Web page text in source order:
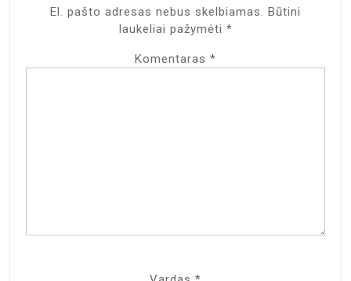
El. pašto adresas nebus skelbiamas. Būtini
laukeliai pažymėti *
Komentaras *